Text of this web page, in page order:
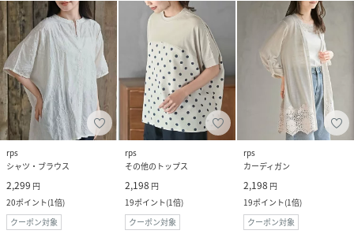
rps
シャツ・ブラウス
2,299 円
20ポイント(1倍)
クーポン対象
rps
その他のトップス
2,198 円
19ポイント(1倍)
クーポン対象
rps
カーディガン
2,198 円
19ポイント(1倍)
クーポン対象